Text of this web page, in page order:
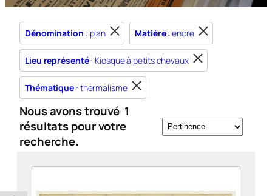
Dénomination : plan Matière: encre
Lieu représenté: Kiosque à petits chevaux
Thématique : thermalisme
Nous avons trouvé 1
résultats pour votre
recherche.